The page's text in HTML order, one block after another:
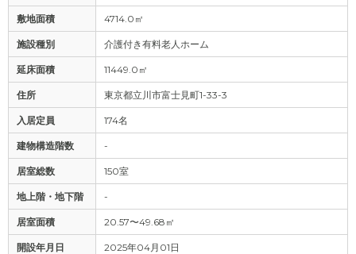
敷地面積 4714.0㎡
施設種別 介護付き有料老人ホーム
延床面積 11449.0㎡
住所 東京都立川市富士見町1-33-3
入居定員 174名
建物構造階数 -
居室総数 150室
地上階・地下階 -
居室面積 20.57〜49.68㎡
開設年月日 2025年04月01日